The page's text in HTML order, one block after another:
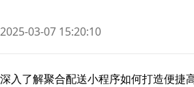
2025-03-07 15:20:10
深入了解聚合配送小程序如何打造便捷